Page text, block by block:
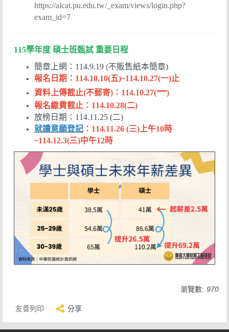
https://alcat.pu.edu.tw/_exam/views/login.php?
exam_id=7
115學年度 碩士班甄試 重要日程
簡章上網：114.9.19 (不販售紙本簡章)
報名日期：114.10.10(五)~114.10.27(一)止
資料上傳截止(不郵寄)：114.10.27(一)
報名繳費截止：114.10.28(二)
放榜日期：114.11.25 (二)
就讀意願登記 ：114.11.26 (三)上午10時
~114.12.3(三)中午12時
瀏覽數: 970
友善列印 分享